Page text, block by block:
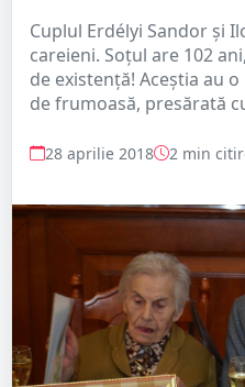
Cuplul Erdélyi Sandor și
careieni. Soțul are 102
de existență! Aceștia au
de frumoasă, presărată
28 aprilie 2018 2 min